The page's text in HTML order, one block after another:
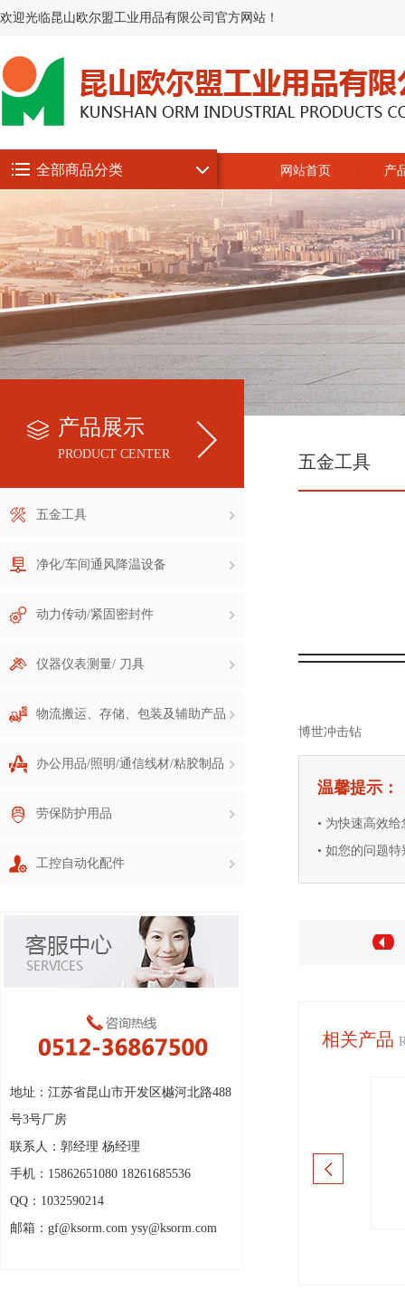
欢迎光临昆山欧尔盟工业用品有限公司官方网站！
全部商品分类 网站首页 产
产品展示
PRODUCT CENTER
五金工具
净化/车间通风降温设备
动力传动/紧固密封件
仪器仪表测量/ 刀具
物流搬运、存储、包装及辅助产品
办公用品/照明/通信线材/粘胶制品
劳保防护用品
工控自动化配件
地址：江苏省昆山市开发区樾河北路488
号3号厂房
联系人：郭经理 杨经理
手机：15862651080 18261685536
QQ：1032590214
邮箱：gf@ksorm.com ysy@ksorm.com
五金工具
博世冲击钻
温馨提示：
• 为快速高效
• 如您的问题特
相关产品